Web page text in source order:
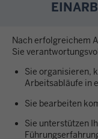
Nach erfolgreichem
Sie
Sie organisieren,
Arbeitsabläufe in
Sie bearbeiten
Sie unterstützen